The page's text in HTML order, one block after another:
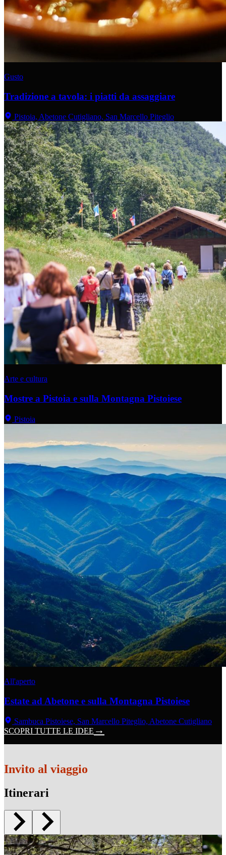
Gusto
Tradizione a tavola: i piatti da assaggiare
Pistoia, Abetone Cutigliano, San Marcello Piteglio
Arte e cultura
Mostre a Pistoia e sulla Montagna Pistoiese
Pistoia
All'aperto
Estate ad Abetone e sulla Montagna Pistoiese
Sambuca Pistoiese, San Marcello Piteglio, Abetone Cutigliano
SCOPRI TUTTE LE IDEE
Invito al viaggio
Itinerari